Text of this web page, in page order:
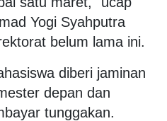
Yogi Syahputra
belum lama ini.
diberi jaminan
depan dan
tunggakan.